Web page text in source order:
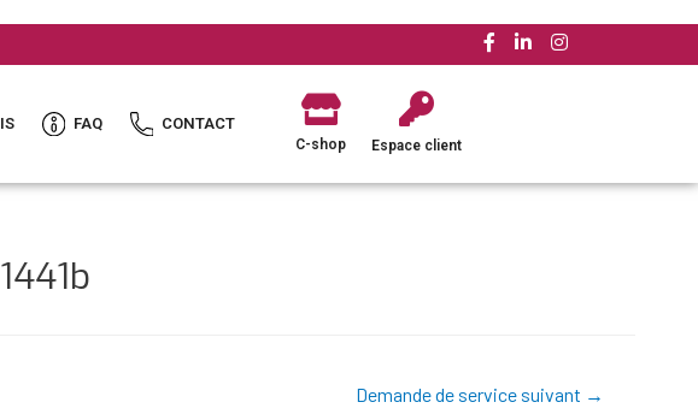
FAQ CONTACT
C-shop Espace client
Demande de service suivant →